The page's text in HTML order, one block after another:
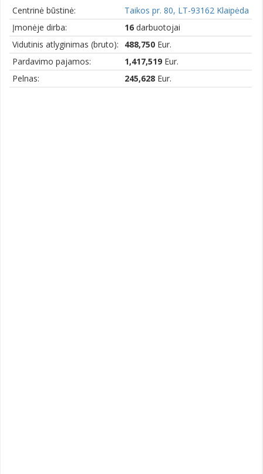
Centrinė būstinė:
Taikos pr. 80, LT-93162 Klaipėda
Įmonėje dirba:
16 darbuotojai
Vidutinis atlyginimas (bruto):
488,750 Eur.
Pardavimo pajamos:
1,417,519 Eur.
Pelnas:
245,628 Eur.